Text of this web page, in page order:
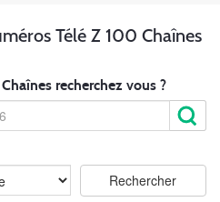
Télé Z 100 Chaînes
recherchez vous ?